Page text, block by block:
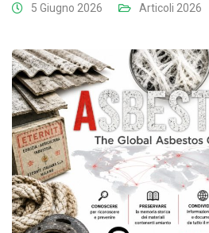
5 Giugno 2026 Articoli 2026